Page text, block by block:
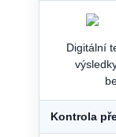
Digitální
Kontrola